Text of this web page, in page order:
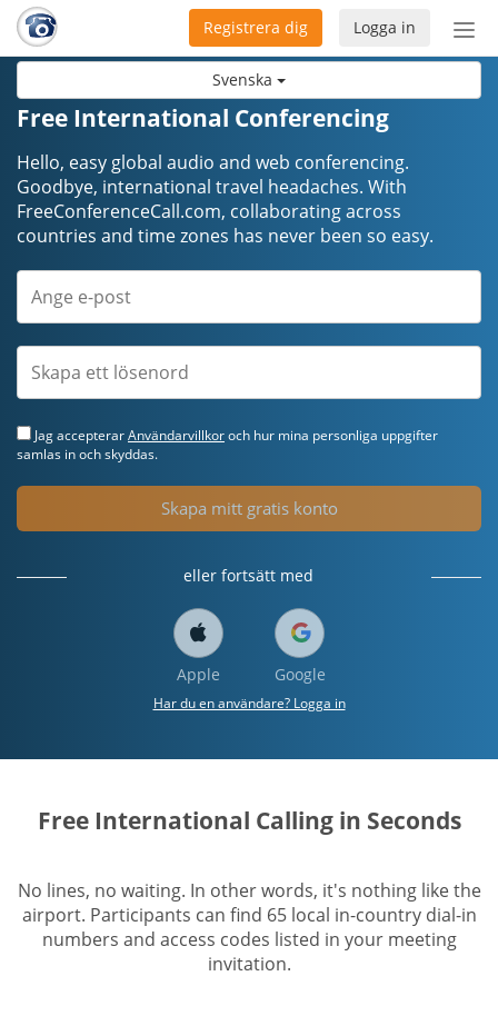
Svenska
Logga in
Registrera dig
Free International Conferencing
Hello, easy global audio and web conferencing.
Goodbye, international travel headaches. ​​​​​​​With
FreeConferenceCall.com, collaborating across
countries and time zones has never been so easy.
Jag accepterarAnvändarvillkoroch hur mina personliga uppgifter
samlas in och skyddas.
Skapa mitt gratis konto
eller fortsätt med
Apple Google
Har du en användare? Logga in
Free International Calling in Seconds
No lines, no waiting. In other words, it's nothing like the
airport. Participants can find 65 local in-country dial-in
numbers and access codes listed in your meeting
invitation.